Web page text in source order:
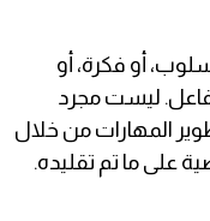
أو فكرة، أو
ليست مجرد
المهارات من خلال
على ما تم تقليده.